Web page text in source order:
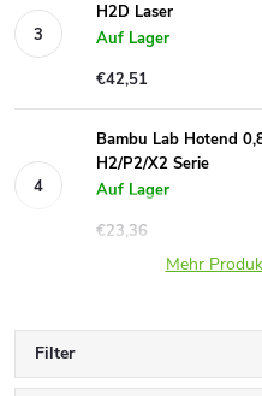
H2D Laser
Auf Lager
€42,51
Bambu Lab Hotend
H2/P2/X2 Serie
Auf Lager
€23,36
Mehr
Filter